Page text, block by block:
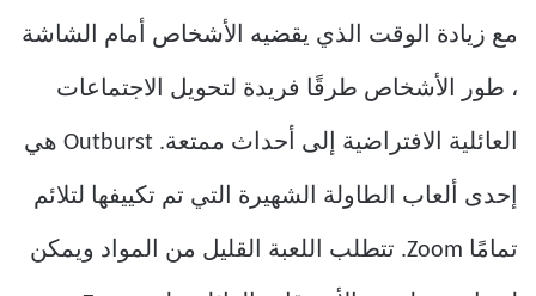
مع زيادة الوقت الذي يقضيه الأشخاص أمام الشاشة
، طور الأشخاص طرقًا فريدة لتحويل الاجتماعات
العائلية الافتراضية إلى أحداث ممتعة. Outburst هي
إحدى ألعاب الطاولة الشهيرة التي تم تكييفها لتلائم
تمامًا Zoom. تتطلب اللعبة القليل من المواد ويمكن